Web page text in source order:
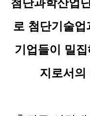
첨단과학산업
로 첨단기술업
기업들이 밀
지로서의